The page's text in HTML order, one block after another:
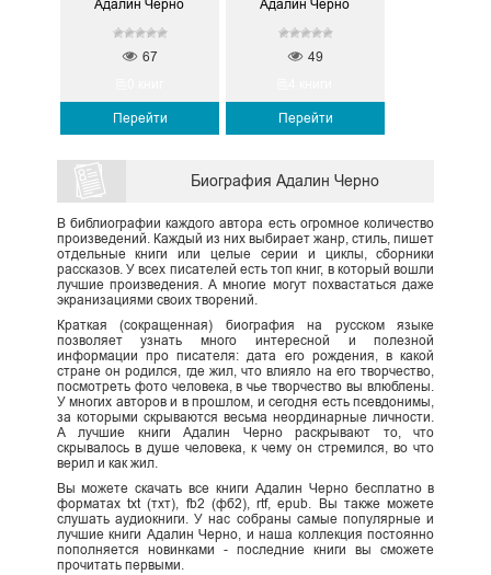
Адалин Черно
Перейти
67
Адалин Черно
Перейти
49
Биография Адалин Черно
В библиографии каждого автора есть огромное количество
произведений. Каждый из них выбирает жанр, стиль, пишет
отдельные книги или целые серии и циклы, сборники
рассказов. У всех писателей есть топ книг, в который вошли
лучшие произведения. А многие могут похвастаться даже
экранизациями своих творений.
Краткая (сокращенная) биография на русском языке
позволяет узнать много интересной и полезной
информации про писателя: дата его рождения, в какой
стране он родился, где жил, что влияло на его творчество,
посмотреть фото человека, в чье творчество вы влюблены.
У многих авторов и в прошлом, и сегодня есть псевдонимы,
за которыми скрываются весьма неординарные личности.
А лучшие книги Адалин Черно раскрывают то, что
скрывалось в душе человека, к чему он стремился, во что
верил и как жил.
Вы можете скачать все книги Адалин Черно бесплатно в
форматах txt (тхт), fb2 (фб2), rtf, epub. Вы также можете
слушать аудиокниги. У нас собраны самые популярные и
лучшие книги Адалин Черно, и наша коллекция постоянно
пополняется новинками - последние книги вы сможете
прочитать первыми.